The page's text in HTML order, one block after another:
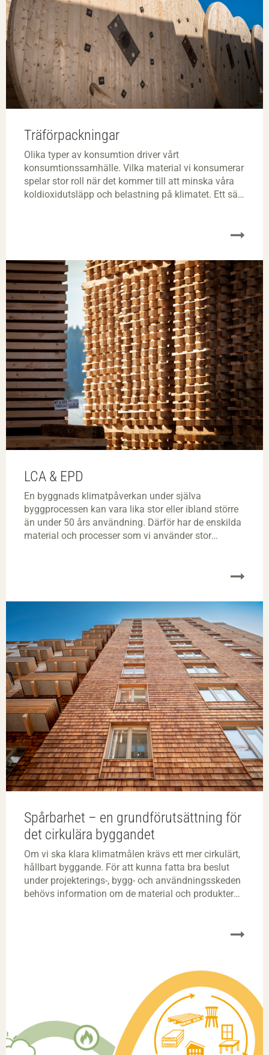
Träförpackningar
Olika typer av konsumtion driver vårt
konsumtionssamhälle. Vilka material vi konsumerar
spelar stor roll när det kommer till att minska våra
koldioxidutsläpp och belastning på klimatet. Ett sätt
LCA & EPD
En byggnads klimatpåverkan under själva
byggprocessen kan vara lika stor eller ibland större
än under 50 års användning. Därför har de enskilda
material och processer som vi använder stor
Spårbarhet – en grundförutsättning för
det cirkulära byggandet
Om vi ska klara klimatmålen krävs ett mer cirkulärt,
hållbart byggande. För att kunna fatta bra beslut
under projekterings-, bygg- och användningsskeden
behövs information om de material och produkter